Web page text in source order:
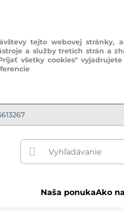
Naša ponukaAko
tejto webovej
a služby tretích strán a
všetky cookies"